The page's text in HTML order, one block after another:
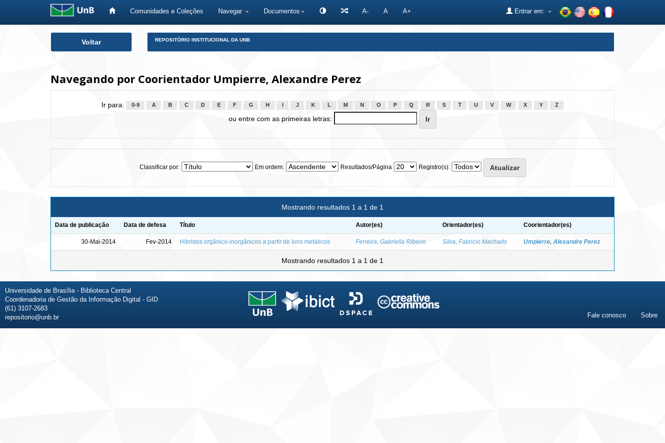
Comunidades e Coleções Navegar Documentos A- A A+ Entrar em:
Voltar REPOSITÓRIO INSTITUCIONAL DA UNB
Navegando por Coorientador Umpierre, Alexandre Perez
Ir para: 0-9 A B C D E F G H J K L M N O P Q R S T U V W X Y Z
ou entre com as primeiras letras:
Classificar por: Em ordem: Resultados/Página Registro(s):
Mostrando resultados 1 a 1 de 1
Data de publicação Data de defesa Título Autor(es) Orientador(es) Coorientador(es)
30-Mai-2014 Fev-2014 Híbridos orgânico-inorgânicos a partir de íons metálicos Ferreira, Gabriella Ribeiro Silva, Fabricio Machado Umpierre, Alexandre Perez
Mostrando resultados 1 a 1 de 1
Universidade de Brasília - Biblioteca Central
Coordenadoria de Gestão da Informação Digital - GID
(61) 3107-2683
repositorio@unb.br
Fale conosco Sobre